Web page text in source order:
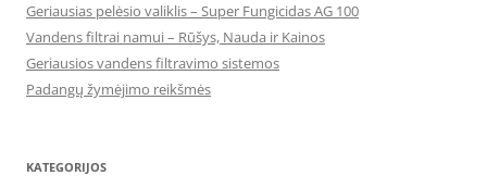
Geriausias pelėsio valiklis – Super Fungicidas AG 100
Vandens filtrai namui – Rūšys, Nauda ir Kainos
Geriausios vandens filtravimo sistemos
Padangų žymėjimo reikšmės
KATEGORIJOS